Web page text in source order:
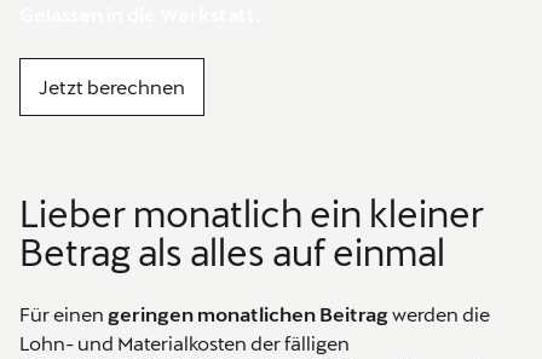
Jetzt berechnen
Lieber monatlich ein kleiner
Betrag als alles auf einmal
Für einen geringen monatlichen Beitrag werden die
Lohn- und Materialkosten der fälligen